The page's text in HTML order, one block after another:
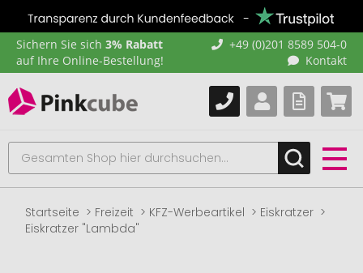
Sichern Sie sich 3% Rabatt
auf Ihre Online-Bestellung!
+49 (0)201 8589 504-0
Kontakt
Startseite Freizeit KFZ-Werbeartikel
Eiskratzer
Eiskratzer "Lambda"